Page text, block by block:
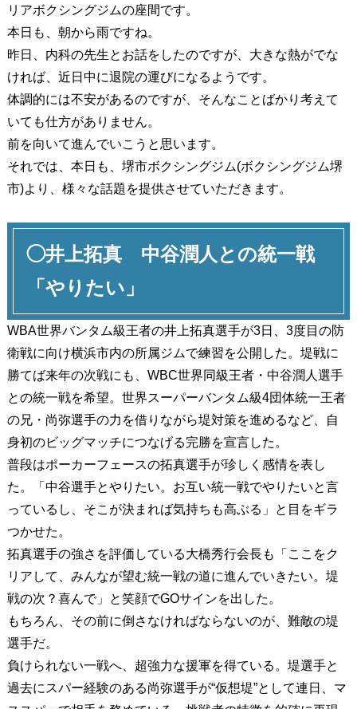
リアボクシングジムの座間です。
本日も、朝から雨ですね。
昨日、内科の先生とお話をしたのですが、大きな熱がでな
ければ、近日中に退院の運びになるようです。
体調的には不安があるのですが、そんなことばかり考えて
いても仕方がありません。
前を向いて進んでいこうと思います。
それでは、本日も、堺市ボクシングジム(ボクシングジム堺
市)より、様々な話題を提供させていただきます。
◯井上拓真 中谷潤人との統一戦
「やりたい」
WBA世界バンタム級王者の井上拓真選手が3日、3度目の防
衛戦に向け横浜市内の所属ジムで練習を公開した。堤戦に
勝てば来年の次戦にも、WBC世界同級王者・中谷潤人選手
との統一戦を希望。世界スーパーバンタム級4団体統一王者
の兄・尚弥選手の力を借りながら堤対策を進めるなど、自
身初のビッグマッチにつなげる完勝を宣言した。
普段はポーカーフェースの拓真選手が珍しく感情を表し
た。「中谷選手とやりたい。お互い統一戦でやりたいと言
っているし、そこが決まれば気持ちも高ぶる」と目をギラ
つかせた。
拓真選手の強さを評価している大橋秀行会長も「ここをク
リアして、みんなが望む統一戦の道に進んでいきたい。堤
戦の次？喜んで」と笑顔でGOサインを出した。
もちろん、その前に倒さなければならないのが、難敵の堤
選手だ。
負けられない一戦へ、超強力な援軍を得ている。堤選手と
過去にスパー経験のある尚弥選手が“仮想堤”として連日、マ